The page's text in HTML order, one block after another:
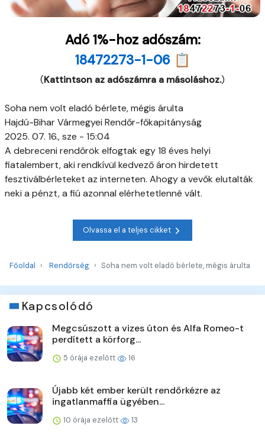
Adó 1%-hoz adószám:
18472273-1-06 📋
(Kattintson az adószámra a másoláshoz.)
Soha nem volt eladó bérlete, mégis árulta
Hajdú-Bihar Vármegyei Rendőr-főkapitányság
2025. 07. 16., sze - 15:04
A debreceni rendőrök elfogtak egy 18 éves helyi
fiatalembert, aki rendkívül kedvező áron hirdetett
fesztiválbérleteket az interneten. Ahogy a vevők elutalták
neki a pénzt, a fiú azonnal elérhetetlenné vált.
Olvassa el a teljes cikket
Főoldal Rendőrség Soha nem volt eladó bérlete, mégis árulta
Kapcsolódó
Megcsúszott a vizes úton és Alfa Romeo-t
perdített a körforg...
5 órája ezelőtt 16
Újabb két ember került rendőrkézre az
ingatlanmaffia ügyében...
10 órája ezelőtt 13